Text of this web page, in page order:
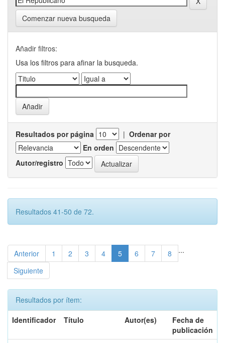
Comenzar nueva busqueda
Añadir filtros:
Usa los filtros para afinar la busqueda.
Resultados por página | Ordenar por
En orden
Autor/registro
Resultados 41-50 de 72.
Anterior 1 ...
2 3 4 5 6 7
8
Siguiente
Resultados por ítem:
Identificador
Título Autor(es)
Fecha de
publicación